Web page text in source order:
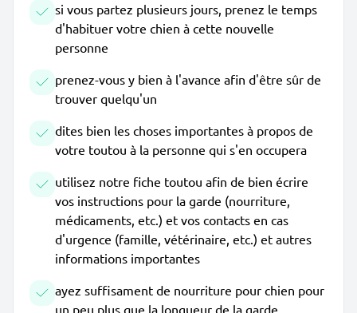
si vous partez plusieurs jours, prenez le temps
d'habituer votre chien à cette nouvelle
personne
prenez-vous y bien à l'avance afin d'être sûr de
trouver quelqu'un
dites bien les choses importantes à propos de
votre toutou à la personne qui s'en occupera
utilisez notre fiche toutou afin de bien écrire
vos instructions pour la garde (nourriture,
médicaments, etc.) et vos contacts en cas
d'urgence (famille, vétérinaire, etc.) et autres
informations importantes
ayez suffisament de nourriture pour chien pour
un peu plus que la longueur de la garde